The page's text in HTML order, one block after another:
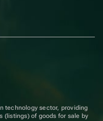
technology sector, providing
(listings) of goods for sale by